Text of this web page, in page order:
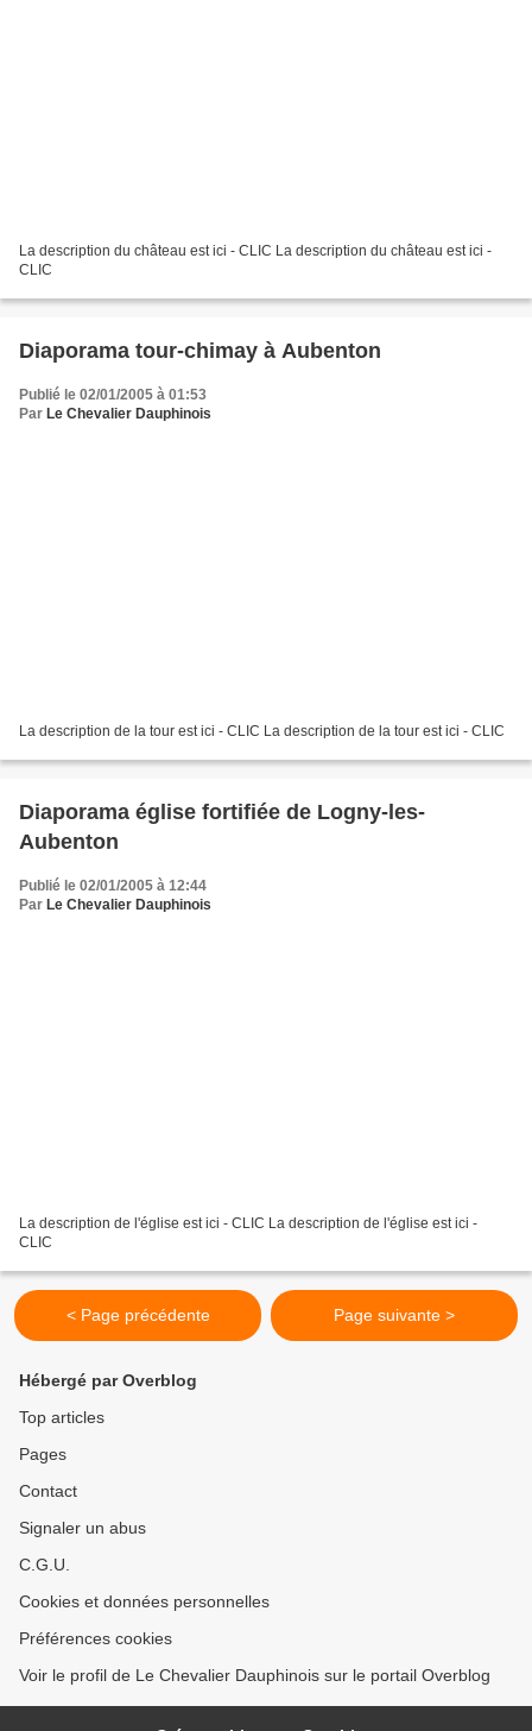
La description du château est ici - CLIC La description du château est ici -
CLIC
Diaporama tour-chimay à Aubenton
Publié le 02/01/2005 à 01:53
Par Le Chevalier Dauphinois
La description de la tour est ici - CLIC La description de la tour est ici - CLIC
Diaporama église fortifiée de Logny-les-
Aubenton
Publié le 02/01/2005 à 12:44
Par Le Chevalier Dauphinois
La description de l'église est ici - CLIC La description de l'église est ici -
CLIC
< Page précédente Page suivante >
Hébergé par Overblog
Top articles
Pages
Contact
Signaler un abus
C.G.U.
Cookies et données personnelles
Préférences cookies
Voir le profil de Le Chevalier Dauphinois sur le portail Overblog